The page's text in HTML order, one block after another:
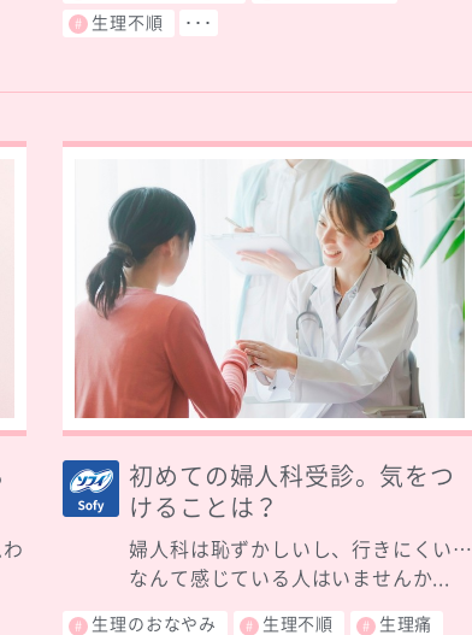
生理不順 ･･･
初めての婦人科受診。気をつ
けることは？
婦人科は恥ずかしいし、行きにくい…
なんて感じている人はいませんか...
生理のおなやみ 生理不順 生理痛